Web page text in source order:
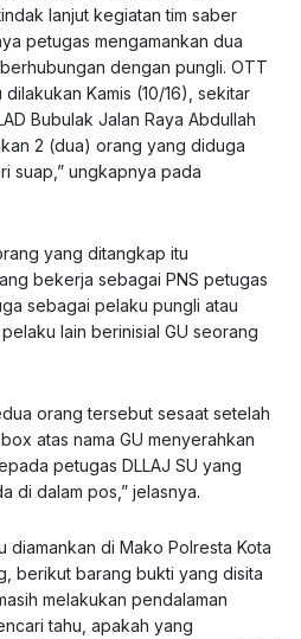
lanjut kegiatan tim saber
petugas mengamankan dua
dengan pungli. OTT
Kamis (10/16), sekitar
Bubulak Jalan Raya Abdullah
2 (dua) orang yang diduga
suap,” ungkapnya pada
yang ditangkap itu
bekerja sebagai PNS petugas
sebagai pelaku pungli atau
lain berinisial GU seorang
orang tersebut sesaat setelah
atas nama GU menyerahkan
petugas DLLAJ SU yang
di dalam pos,” jelasnya.
diamankan di Mako Polresta Kota
berikut barang bukti yang disita
melakukan pendalaman
tahu, apakah yang